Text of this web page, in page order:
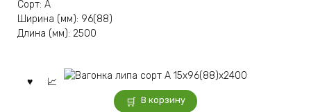
Сорт: А
Ширина (мм): 96(88)
Длина (мм): 2500
В корзину